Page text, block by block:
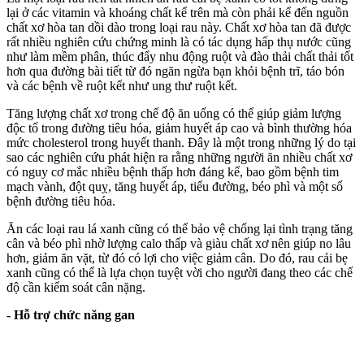
lại ở các vitamin và khoáng chất kể trên mà còn phải kể đến nguồn
chất xơ hòa tan dồi dào trong loại rau này. Chất xơ hòa tan đã được
rất nhiều nghiên cứu chứng minh là có tác dụng hấp thụ nước cũng
như làm mềm phân, thúc đẩy nhu động ruột và đào thải chất thải tốt
hơn qua đường bài tiết từ đó ngăn ngừa bạn khỏi bệnh trĩ, táo bón
và các bệnh về ruột kết như ung thư ruột kết.
Tăng lượng chất xơ trong chế độ ăn uống có thể giúp giảm lượng
độc tố trong đường tiêu hóa, giảm huyết áp cao và bình thường hóa
mức cholesterol trong huyết thanh. Đây là một trong những lý do tại
sao các nghiên cứu phát hiện ra rằng những người ăn nhiều chất xơ
có nguy cơ mắc nhiều bệnh thấp hơn đáng kể, bao gồm bệnh tim
mạch vành, đột quỵ, tăng huyết áp, tiểu đường, béo phì và một số
bệnh đường tiêu hóa.
Ăn các loại rau lá xanh cũng có thể bảo vệ chống lại tình trạng tăng
cân và béo phì nhờ lượng calo thấp và giàu chất xơ nên giúp no lâu
hơn, giảm ăn vặt, từ đó có lợi cho việc giảm cân. Do đó, rau cải bẹ
xanh cũng có thể là lựa chọn tuyệt vời cho người đang theo các chế
độ cần kiểm soát cân nặng.
- Hỗ trợ chức năng gan